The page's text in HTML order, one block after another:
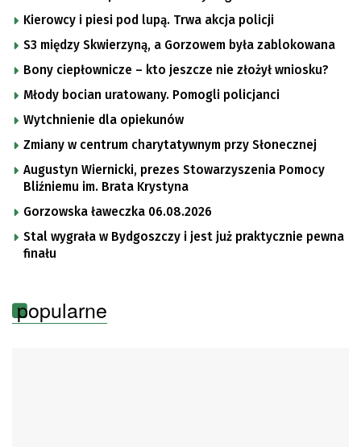
Kierowcy i piesi pod lupą. Trwa akcja policji
S3 między Skwierzyną, a Gorzowem była zablokowana
Bony ciepłownicze – kto jeszcze nie złożył wniosku?
Młody bocian uratowany. Pomogli policjanci
Wytchnienie dla opiekunów
Zmiany w centrum charytatywnym przy Słonecznej
Augustyn Wiernicki, prezes Stowarzyszenia Pomocy
Bliźniemu im. Brata Krystyna
Gorzowska ławeczka 06.08.2026
Stal wygrała w Bydgoszczy i jest już praktycznie pewna
finału
popularne